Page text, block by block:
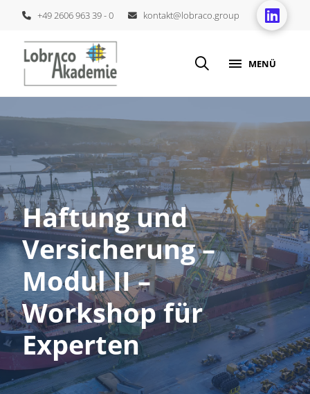
+49 2606 963 39 - 0 kontakt@lobraco.group
MENÜ
Haftung und
Versicherung –
Modul II –
Workshop für
Experten